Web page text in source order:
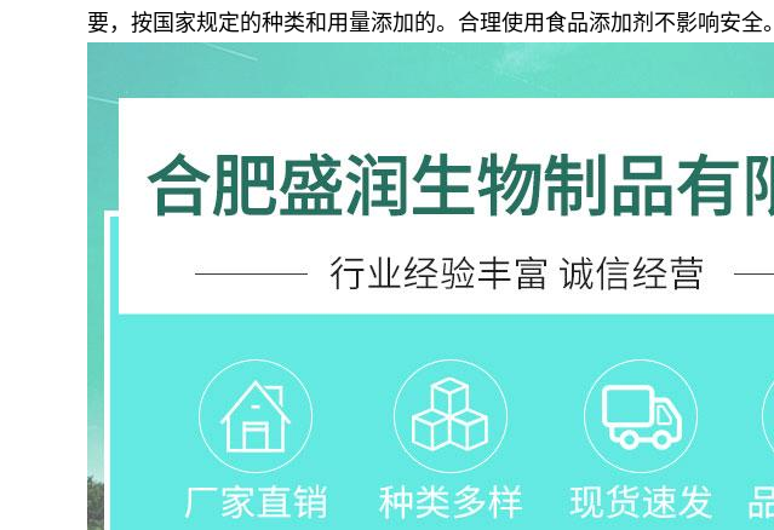
要，按国家规定的种类和用量添加的。合理使用食品添加剂不影响安全。